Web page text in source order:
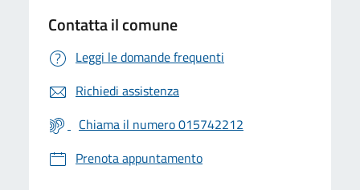
Contatta il comune
Leggi le domande frequenti
Richiedi assistenza
Chiama il numero 015742212
Prenota appuntamento